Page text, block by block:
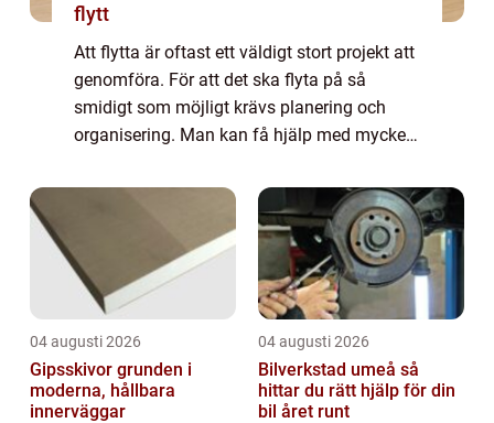
flytt
Att flytta är oftast ett väldigt stort projekt att
genomföra. För att det ska flyta på så
smidigt som möjligt krävs planering och
organisering. Man kan få hjälp med mycket
04 augusti 2026
Gipsskivor grunden i
moderna, hållbara
innerväggar
04 augusti 2026
Bilverkstad umeå så
hittar du rätt hjälp för din
bil året runt